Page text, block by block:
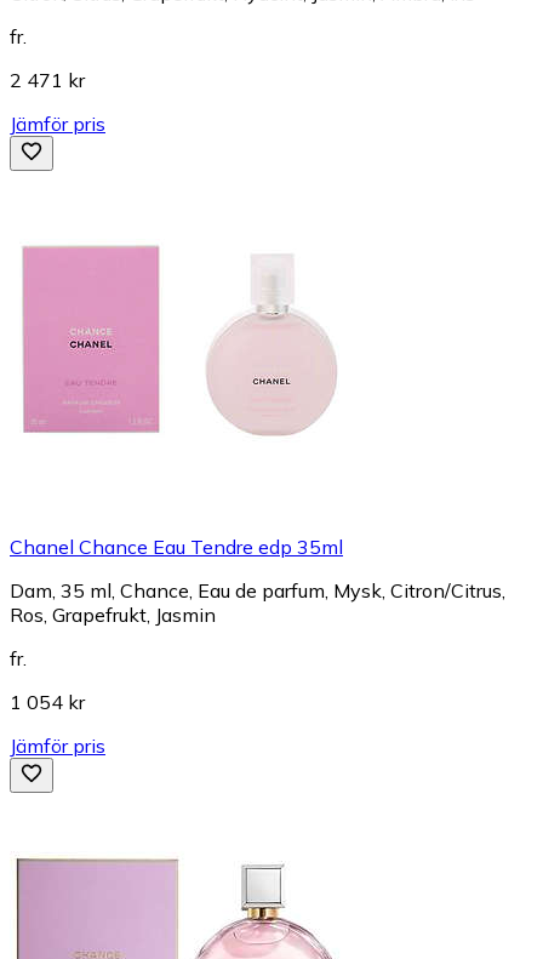
fr.
2 471 kr
Jämför pris
Chanel Chance Eau Tendre edp 35ml
Dam, 35 ml, Chance, Eau de parfum, Mysk, Citron/Citrus,
Ros, Grapefrukt, Jasmin
fr.
1 054 kr
Jämför pris